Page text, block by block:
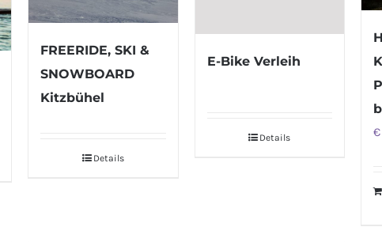
FREERIDE, SKI &
SNOWBOARD
Kitzbühel
Details
E-Bike Verleih
Details €